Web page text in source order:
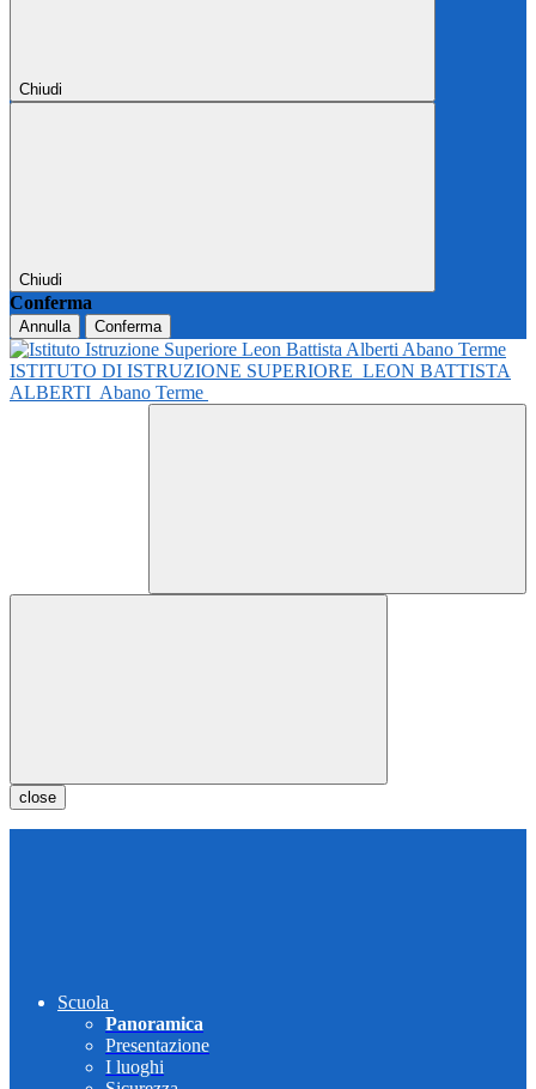
Chiudi
Chiudi
Conferma
Annulla Conferma
ISTITUTO DI ISTRUZIONE SUPERIORE LEON BATTISTA
ALBERTI Abano Terme
close
Scuola
Panoramica
Presentazione
I luoghi